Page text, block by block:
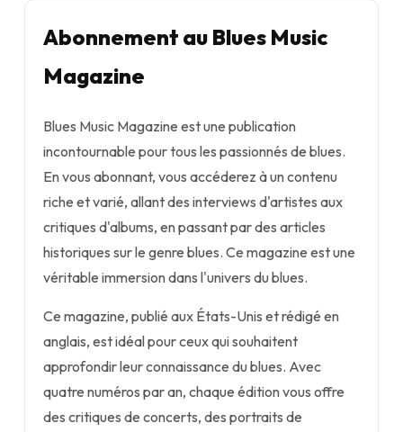
Abonnement au Blues Music
Magazine
Blues Music Magazine est une publication
incontournable pour tous les passionnés de blues.
En vous abonnant, vous accéderez à un contenu
riche et varié, allant des interviews d'artistes aux
critiques d'albums, en passant par des articles
historiques sur le genre blues. Ce magazine est une
véritable immersion dans l'univers du blues.
Ce magazine, publié aux États-Unis et rédigé en
anglais, est idéal pour ceux qui souhaitent
approfondir leur connaissance du blues. Avec
quatre numéros par an, chaque édition vous offre
des critiques de concerts, des portraits de